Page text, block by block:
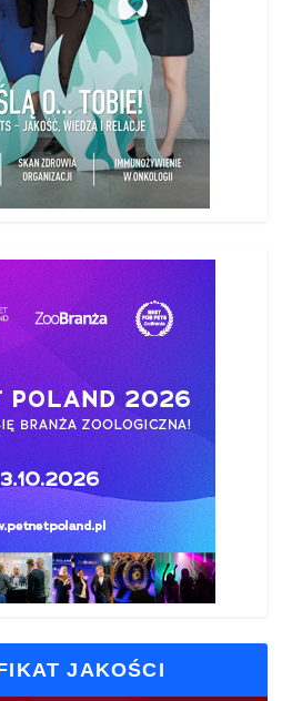
JAKOŚCI